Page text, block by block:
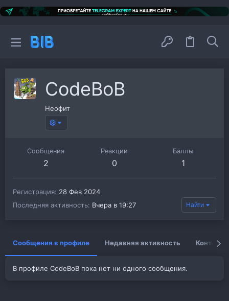
CodeBoB
Неофит
Сообщения
2
Реакции
0
Баллы
1
Регистрация 28 Фев 2024
Последняя активность Вчера в 19:27 Найти
Сообщения в профиле Недавняя активность Контент
В профиле CodeBoB пока нет ни одного сообщения.